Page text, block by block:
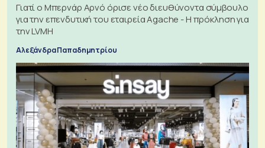
Γιατί ο Μπερνάρ Αρνό όρισε νέο διευθύνοντα σύμβουλο
για την επενδυτική του εταιρεία Agache - Η πρόκληση για
την LVMH
Αλεξάνδρα Παπαδημητρίου